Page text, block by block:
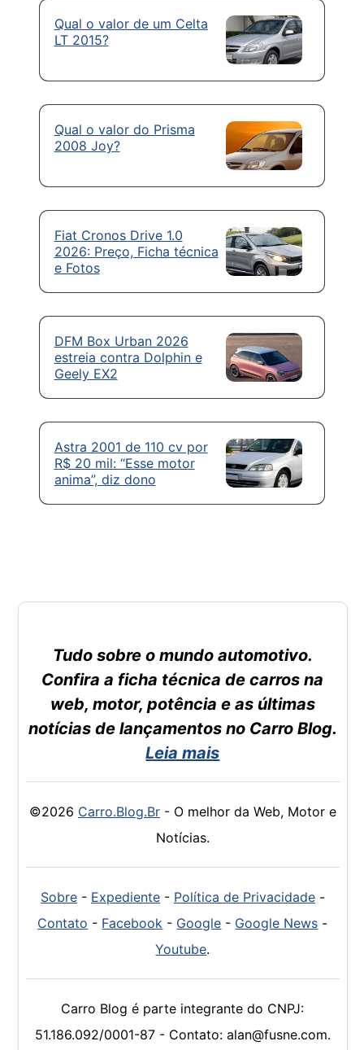
Qual o valor de um Celta
LT 2015?
Qual o valor do Prisma
2008 Joy?
Fiat Cronos Drive 1.0
2026: Preço, Ficha técnica
e Fotos
DFM Box Urban 2026
estreia contra Dolphin e
Geely EX2
Astra 2001 de 110 cv por
R$ 20 mil: “Esse motor
anima”, diz dono
Tudo sobre o mundo automotivo.
Confira a ficha técnica de carros na
web, motor, potência e as últimas
notícias de lançamentos no Carro Blog.
Leia mais
©2026 Carro.Blog.Br- O melhor da Web, Motor e
Notícias.
Sobre- Expediente- Política de Privacidade-
Contato - Facebook - Google - Google News -
Youtube.
Carro Blog é parte integrante do CNPJ:
51.186.092/0001-87 - Contato: alan@fusne.com.